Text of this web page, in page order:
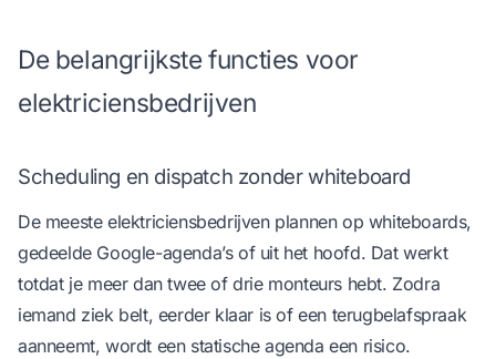
De belangrijkste functies voor
elektriciensbedrijven
Scheduling en dispatch zonder whiteboard
De meeste elektriciensbedrijven plannen op whiteboards,
gedeelde Google-agenda’s of uit het hoofd. Dat werkt
totdat je meer dan twee of drie monteurs hebt. Zodra
iemand ziek belt, eerder klaar is of een terugbelafspraak
aanneemt, wordt een statische agenda een risico.